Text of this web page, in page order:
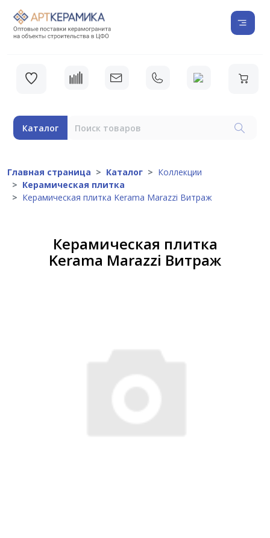
Каталог
Главная страница Каталог
Коллекции
Керамическая плитка
Керамическая плитка Kerama Marazzi Витраж
Керамическая плитка
Kerama Marazzi Витраж